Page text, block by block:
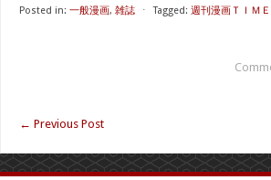
Posted in: 一般漫画, 雑誌 ⋅ Tagged: 週刊漫画ＴＩＭ
← Previous Post